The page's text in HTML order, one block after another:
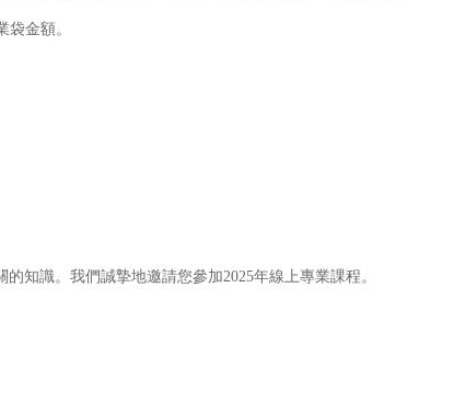
金額。
知識。我們誠摯地邀請您參加2025年線上專業課程。